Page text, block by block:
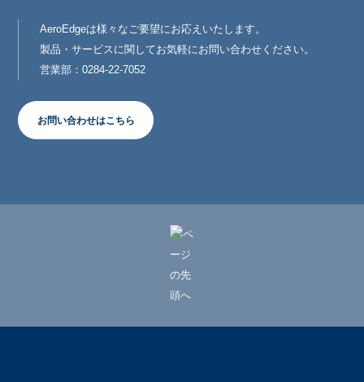
AeroEdgeは様々なご要望にお応えいたします。
製品・サービスに関してお気軽にお問い合わせください。
営業部：0284-22-7052
お問い合わせはこちら